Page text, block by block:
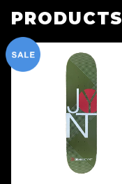
PRODUCTS